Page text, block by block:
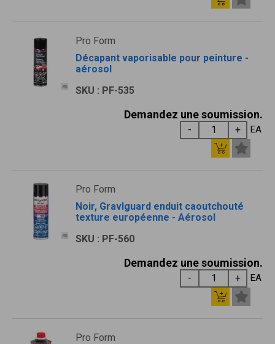
Pro Form
Décapant vaporisable pour peinture -
aérosol
SKU : PF-535
Demandez une soumission.
EA
Pro Form
Noir, Gravlguard enduit caoutchouté
texture européenne - Aérosol
SKU : PF-560
Demandez une soumission.
EA
Pro Form